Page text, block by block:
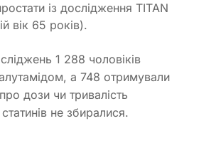
із дослідження TITAN
вік 65 років).
1 288 чоловіків
а 748 отримували
дози чи тривалість
не збиралися.